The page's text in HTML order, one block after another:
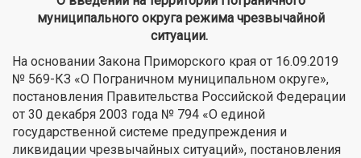
муниципального округа режима чрезвычайной
ситуации.
На основании Закона Приморского края от 16.09.2019
№ 569-КЗ «О Пограничном муниципальном округе»,
постановления Правительства Российской Федерации
от 30 декабря 2003 года № 794 «О единой
государственной системе предупреждения и
ликвидации чрезвычайных ситуаций», постановления